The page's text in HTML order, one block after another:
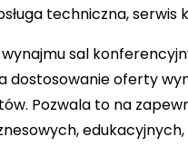
techniczna,
sal
dostosowanie oferty
Pozwala to na